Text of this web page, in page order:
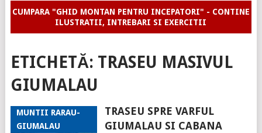
CUMPARA "GHID MONTAN PENTRU INCEPATORI" - CONTINE
ILUSTRATII, INTREBARI SI EXERCITII
ETICHETĂ: TRASEU MASIVUL
GIUMALAU
MUNTII RARAU-
GIUMALAU
TRASEU SPRE VARFUL
GIUMALAU SI CABANA